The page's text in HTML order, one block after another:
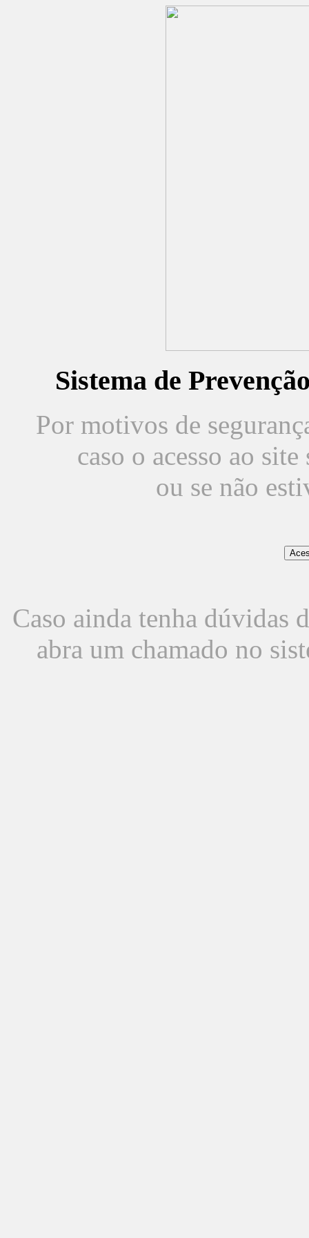
Sistema de
Por motivos de
caso o acesso ao
ou se não
Caso ainda tenha dúvidas
abra um chamado no